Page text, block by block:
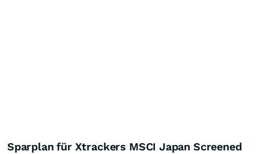
Sparplan für Xtrackers MSCI Japan Screened